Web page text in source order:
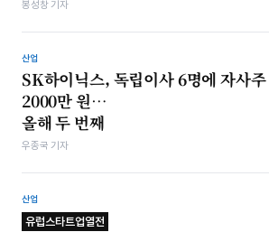
봉성창 기자
산업
SK하이닉스, 독립이사 6명에 자사주
2000만 원…
올해 두 번째
우종국 기자
산업
유럽스타트업열전